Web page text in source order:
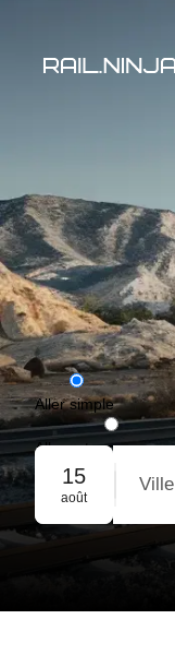
Aller simple
Aller-retour
Réservation de
15
août